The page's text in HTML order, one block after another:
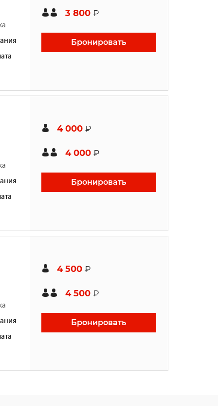
3 800 ₽
Бронировать
4 000 ₽
4 000 ₽
Бронировать
4 500 ₽
4 500 ₽
Бронировать